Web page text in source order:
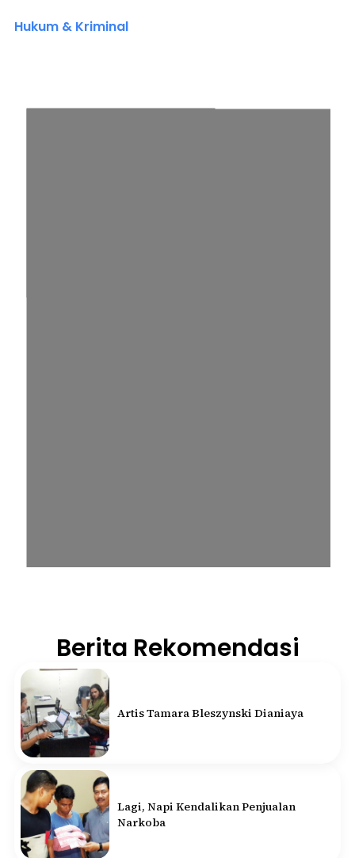
Hukum & Kriminal
Berita Rekomendasi
Artis Tamara Bleszynski Dianiaya
Lagi, Napi Kendalikan Penjualan
Narkoba